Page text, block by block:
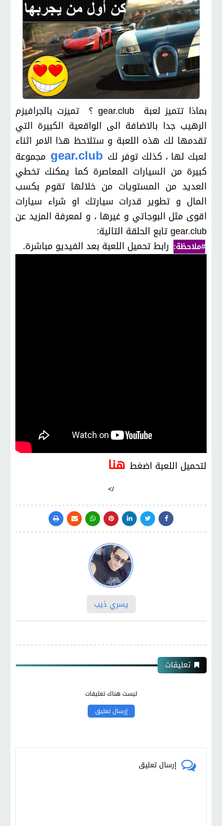
بماذا تتميز لعبة gear.club ؟ تميزت بالجرافيزم
الرهيب جدا بالاضافة الى الواقعية الكبيرة التي
تقدمها لك هذه اللعبة و ستلاحظ هذا الامر اثناء
لعبك لها ، كذلك توفر لك gear.club مجموعة
كبيرة من السيارات المعاصرة كما يمكنك تخطي
العديد من المستويات من خلالها تقوم بكسب
المال و تطوير قدرات سيارتك او شراء سيارات
اقوى مثل البوجاتي و غيرها ، و لمعرفة المزيد عن
gear.club تابع الحلقة التالية:
#ملاحظة: رابط تحميل اللعبة بعد الفيديو مباشرة.
لتحميل اللعبة اضغط هنا
/>
يسري ذيب
تعليقات
ليست هناك تعليقات
إرسال تعليق
إرسال تعليق